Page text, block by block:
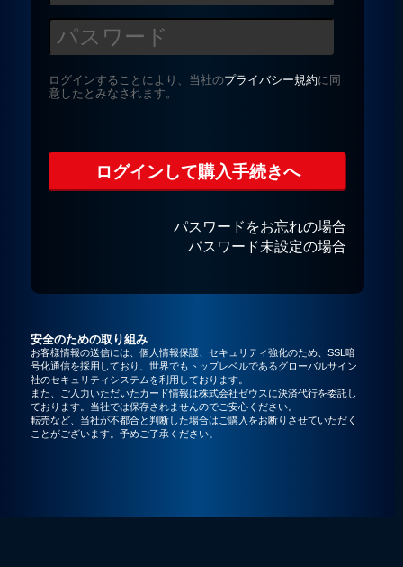
ログインすることにより、当社のプライバシー規約に同
意したとみなされます。
パスワードをお忘れの場合
パスワード未設定の場合
安全のための取り組み
お客様情報の送信には、個人情報保護、セキュリティ強化のため、SSL暗
号化通信を採用しており、世界でもトップレベルであるグローバルサイン
社のセキュリティシステムを利用しております。
また、ご入力いただいたカード情報は株式会社ゼウスに決済代行を委託し
ております。当社では保存されませんのでご安心ください。
転売など、当社が不都合と判断した場合はご購入をお断りさせていただく
ことがございます。予めご了承ください。